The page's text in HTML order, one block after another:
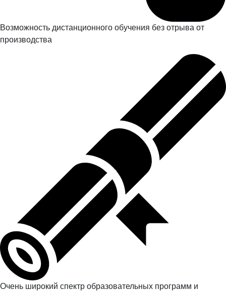
Возможность дистанционного обучения без отрыва от
производства
Очень широкий спектр образовательных программ и